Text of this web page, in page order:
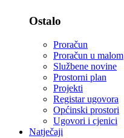
Ostalo
Proračun
Proračun u malom
Službene novine
Prostorni plan
Projekti
Registar ugovora
Općinski prostori
Ugovori i cjenici
Natječaji